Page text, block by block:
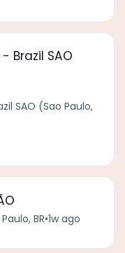
Brazil SAO
SAO (Sao Paulo,
BR•1w ago